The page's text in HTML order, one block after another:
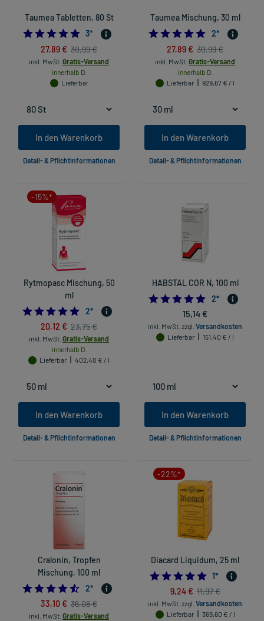
Taumea Tabletten, 80 St
5.0
3*
27,89 € 30,99 €
inkl. MwSt. Gratis-Versand
innerhalb D.
Lieferbar
In den Warenkorb
Detail- & Pflichtinformationen
Taumea Mischung, 30 ml
5.0
2*
27,89 € 30,99 €
inkl. MwSt. Gratis-Versand
innerhalb D.
Lieferbar
929,67 € / l
In den Warenkorb
Detail- & Pflichtinformationen
-15%*
Rytmopasc Mischung, 50
ml
5.0
2*
20,12 € 23,75 €
inkl. MwSt. Gratis-Versand
innerhalb D.
Lieferbar
402,40 € / l
In den Warenkorb
Detail- & Pflichtinformationen
HABSTAL COR N, 100 ml
5.0
2*
15,14 €
inkl. MwSt. zzgl. Versandkosten
Lieferbar
151,40 € / l
In den Warenkorb
Detail- & Pflichtinformationen
Cralonin, Tropfen
Mischung, 100 ml
4.5
2*
33,10 € 36,08 €
inkl. MwSt. Gratis-Versand
-22%*
Diacard Liquidum, 25 ml
5.0
1*
9,24 € 11,97 €
inkl. MwSt. zzgl. Versandkosten
Lieferbar
369,60 € / l